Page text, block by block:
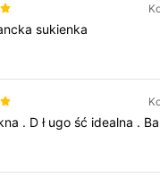
sukienka
. Dł ugość idealna .